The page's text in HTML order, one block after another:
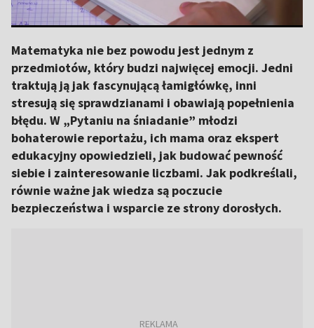
Matematyka nie bez powodu jest jednym z
przedmiotów, który budzi najwięcej emocji. Jedni
traktują ją jak fascynującą łamigłówkę, inni
stresują się sprawdzianami i obawiają popełnienia
błędu. W „Pytaniu na śniadanie” młodzi
bohaterowie reportażu, ich mama oraz ekspert
edukacyjny opowiedzieli, jak budować pewność
siebie i zainteresowanie liczbami. Jak podkreślali,
równie ważne jak wiedza są poczucie
bezpieczeństwa i wsparcie ze strony dorosłych.